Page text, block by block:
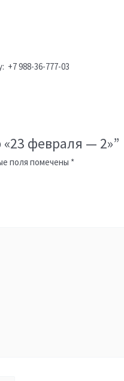
+7 988-36-777-03
февраля — 2»”
поля помечены *